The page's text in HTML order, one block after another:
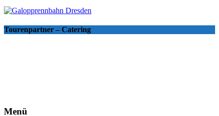
Tourenpartner – Catering
Menü